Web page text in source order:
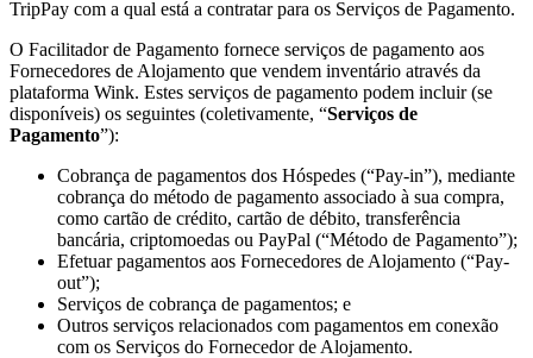
TripPay com a qual está a contratar para os Serviços de Pagamento.
O Facilitador de Pagamento fornece serviços de pagamento aos
Fornecedores de Alojamento que vendem inventário através da
plataforma Wink. Estes serviços de pagamento podem incluir (se
disponíveis) os seguintes (coletivamente, “Serviços de
Pagamento”):
Cobrança de pagamentos dos Hóspedes (“Pay-in”), mediante
cobrança do método de pagamento associado à sua compra,
como cartão de crédito, cartão de débito, transferência
bancária, criptomoedas ou PayPal (“Método de Pagamento”);
Efetuar pagamentos aos Fornecedores de Alojamento (“Pay-
out”);
Serviços de cobrança de pagamentos; e
Outros serviços relacionados com pagamentos em conexão
com os Serviços do Fornecedor de Alojamento.